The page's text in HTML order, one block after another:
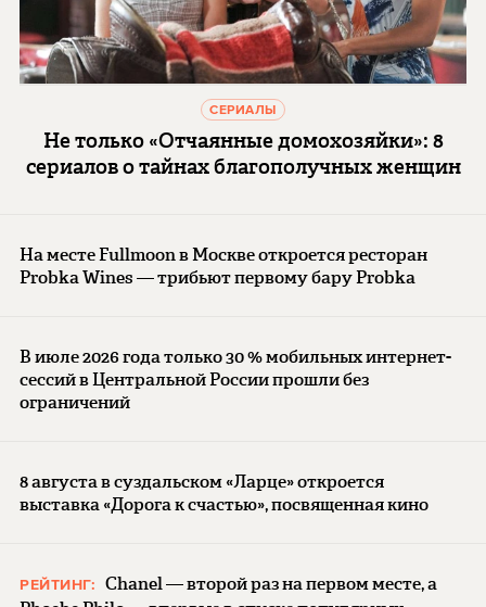
СЕРИАЛЫ
Не только «Отчаянные домохозяйки»: 8
сериалов о тайнах благополучных женщин
На месте Fullmoon в Москве откроется ресторан
Probka Wines — трибьют первому бару Probka
В июле 2026 года только 30 % мобильных интернет-
сессий в Центральной России прошли без
ограничений
8 августа в суздальском «Ларце» откроется
выставка «Дорога к счастью», посвященная кино
РЕЙТИНГ: Chanel — второй раз на первом месте, а